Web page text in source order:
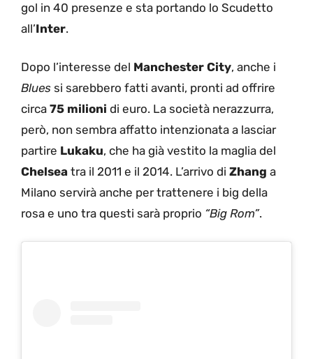
gol in 40 presenze e sta portando lo Scudetto
all’Inter.
Dopo l’interesse del Manchester City, anche i
Blues si sarebbero fatti avanti, pronti ad offrire
circa 75 milioni di euro. La società nerazzurra,
però, non sembra affatto intenzionata a lasciar
partire Lukaku, che ha già vestito la maglia del
Chelsea tra il 2011 e il 2014. L’arrivo di Zhang a
Milano servirà anche per trattenere i big della
rosa e uno tra questi sarà proprio “Big Rom”.